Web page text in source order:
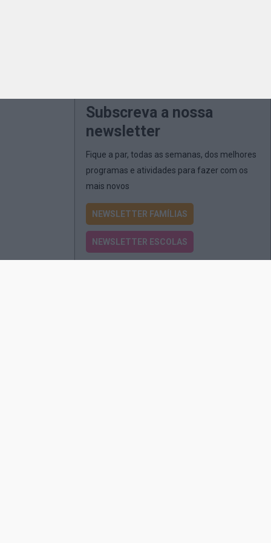
Subscreva a nossa
newsletter
Fique a par, todas as semanas, dos melhores
programas e atividades para fazer com os
mais novos
NEWSLETTER FAMÍLIAS
NEWSLETTER ESCOLAS